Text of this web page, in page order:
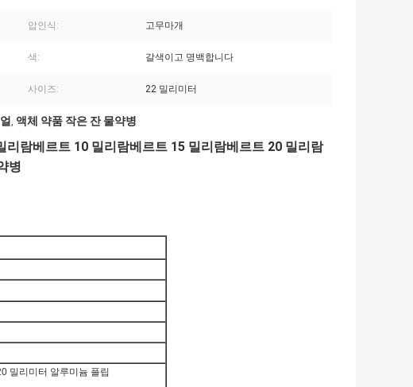
압인식: 고무마개
색: 갈색이고 명백합니다
사이즈: 22 밀리미터
, 액체 약품 작은 잔 물약병
람베르트 10 밀리람베르트 15 밀리람베르트 20 밀리람
병
밀리미터 알루미늄 플립